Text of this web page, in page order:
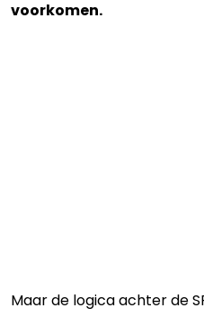
voorkomen.
Maar de logica achter de